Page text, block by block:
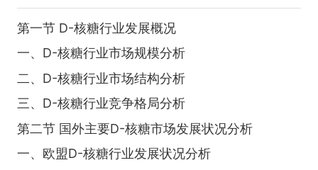
第一节 D-核糖行业发展概况
一、D-核糖行业市场规模分析
二、D-核糖行业市场结构分析
三、D-核糖行业竞争格局分析
第二节 国外主要D-核糖市场发展状况分析
一、欧盟D-核糖行业发展状况分析